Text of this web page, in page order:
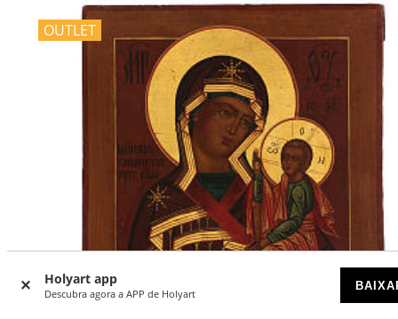
Holyart app
Descubra agora a APP de Holyart
OUTLET